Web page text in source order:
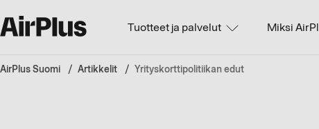
Tuotteet ja palvelut Miksi
AirPlus Suomi Artikkelit Yrityskorttipolitiikan edut